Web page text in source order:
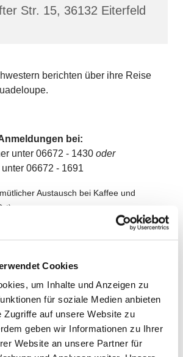
Cookies
um Inhalte und Anzeigen zu
für soziale Medien anbieten
Zugriffe auf unsere Website zu
geben wir Informationen zu Ihrer
Website an unsere Partner für
Str. 15, 36132 Eiterfeld
berichten über ihre Reise
bei:
unter 06672 - 1430 oder
06672 - 1691
Austausch bei Kaffee und